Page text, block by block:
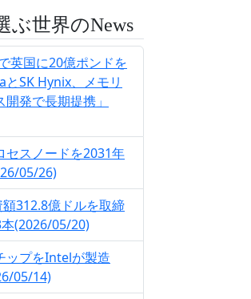
ぶ世界のNews
英国に20億ポンドを
SK Hynix、メモリ
発で長期提携」
セスノードを2031年
05/26)
312.8億ドルを取締
(2026/05/20)
ップをIntelが製造
05/14)